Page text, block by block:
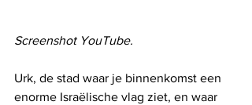
Screenshot YouTube.
Urk, de stad waar je binnenkomst een
enorme Israëlische vlag ziet, en waar